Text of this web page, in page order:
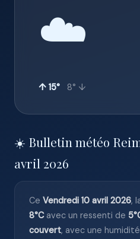
☁️
↑ 15° 8° ↓
☀️ Bulletin météo
avril 2026
Ce Vendredi 10 avril 2026,
8°Cavec un ressenti de
couvert, avec une